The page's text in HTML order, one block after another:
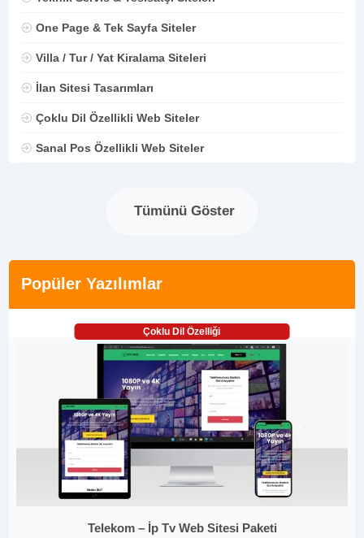
One Page & Tek Sayfa Siteler
Villa / Tur / Yat Kiralama Siteleri
İlan Sitesi Tasarımları
Çoklu Dil Özellikli Web Siteler
Sanal Pos Özellikli Web Siteler
Tümünü Göster
Popüler Yazılımlar
Çoklu Dil Özelliği
Telekom – İp Tv Web Sitesi Paketi